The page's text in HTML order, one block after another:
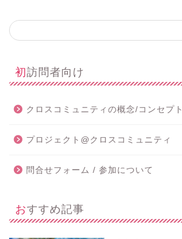
初訪問者向け
クロスコミュニティの概念/コンセプト
プロジェクト@クロスコミュニティ
問合せフォーム / 参加について
おすすめ記事